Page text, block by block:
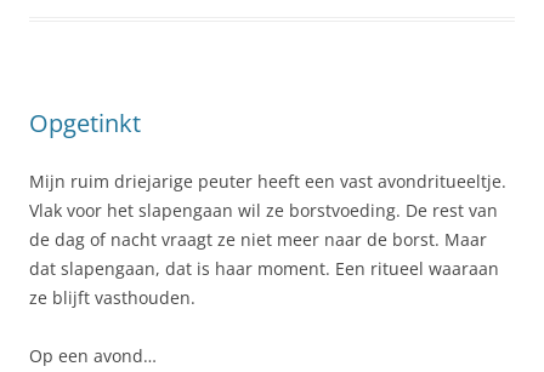
Opgetinkt
Mijn ruim driejarige peuter heeft een vast avondritueeltje.
Vlak voor het slapengaan wil ze borstvoeding. De rest van
de dag of nacht vraagt ze niet meer naar de borst. Maar
dat slapengaan, dat is haar moment. Een ritueel waaraan
ze blijft vasthouden.
Op een avond…